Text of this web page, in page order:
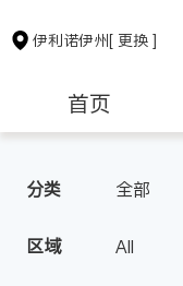
伊利诺伊州[ 更换 ]
首页
保险理财
分类 全部
眼科
区域 All